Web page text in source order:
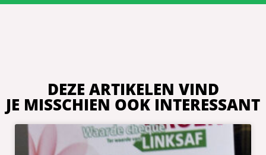
DEZE ARTIKELEN VIND
JE MISSCHIEN OOK INTERESSANT